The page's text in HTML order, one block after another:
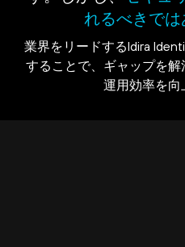
れるべきでは
業界をリードするIdira
することで、ギャップを
運用効率を向